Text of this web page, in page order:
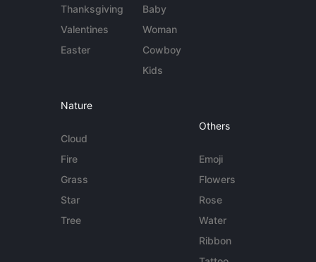
Thanksgiving
Valentines
Easter
Baby
Woman
Cowboy
Kids
Nature
Cloud
Fire
Grass
Star
Tree
Others
Emoji
Flowers
Rose
Water
Ribbon